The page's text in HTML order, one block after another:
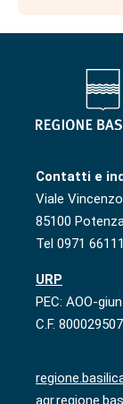
Contatti e
Viale
85100
Tel 0971
URP
PEC: AOO-
C.F.